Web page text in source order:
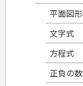
平面図形
文字式
方程式
正負の数